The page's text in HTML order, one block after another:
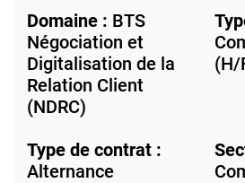
Domaine : BTS
Négociation et
Digitalisation de la
Relation Client
(NDRC)
(H/
Type de contrat :
Alternance